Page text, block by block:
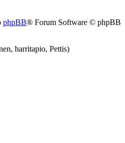
phpBB® Forum Software © phpBB
harritapio, Pettis)